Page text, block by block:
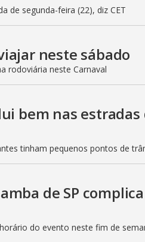
de segunda-feira (22), diz CET
neste sábado
rodoviária neste Carnaval
bem nas estradas
tinham pequenos pontos de
de SP
do evento neste fim de